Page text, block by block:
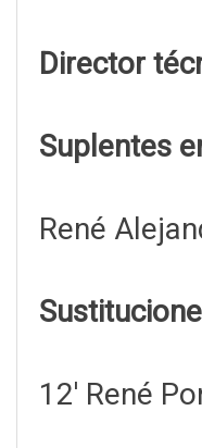
Director
Suplentes
René
12' René